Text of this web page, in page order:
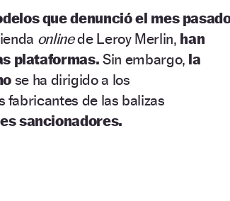
que denunció el mes
onlinede Leroy Merlin, han
plataformas. Sin embargo, la
se ha dirigido a los
fabricantes de las balizas
sancionadores.